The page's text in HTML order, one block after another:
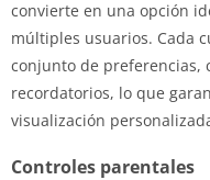
convierte en una opción
múltiples usuarios. Cada
conjunto de preferencias,
recordatorios, lo que
visualización
Controles parentales